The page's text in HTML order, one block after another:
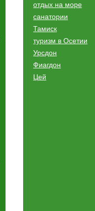
отдых на море
санатории
Тамиск
туризм в Осетии
Урсдон
Фиагдон
Цей